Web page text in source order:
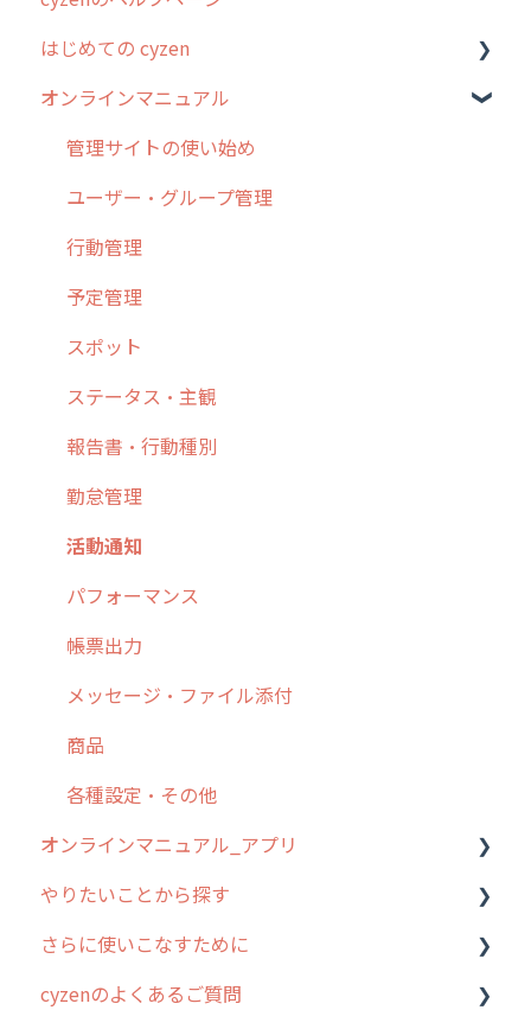
過去のリリース
2019年までのリリース情報
お客様の声を実現しました
はじめての cyzen
0. はじめてのcyzenの使い方
1. cyzenについて知ろう
2. 主要機能の概要
3. cyzenの位置情報取得について
4. cyzen利用前の準備：システム管理者編
5. 基本的な使い方：システム管理者編
6. 基本的な使い方：ユーザー編
7. 初心者向けよくある質問集
8. 用語集
9. もっと便利に利用するための設定
10.ユーザー向けおすすめの使い方
【業界業種別】cyzen設定方法
オンラインマニュアル
管理サイトの使い始め
ユーザー・グループ管理
行動管理
予定管理
スポット
ステータス・主観
報告書・行動種別
勤怠管理
活動通知
パフォーマンス
帳票出力
メッセージ・ファイル添付
商品
各種設定・その他
オンラインマニュアル_アプリ
アプリの使い始め
ホーム画面
スポット
やりたいことから探す
行動管理
勤怠管理
さらに使いこなすために
はじめに
cyzenのよくあるご質問